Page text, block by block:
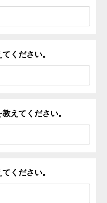
ください。
えてください。
ください。